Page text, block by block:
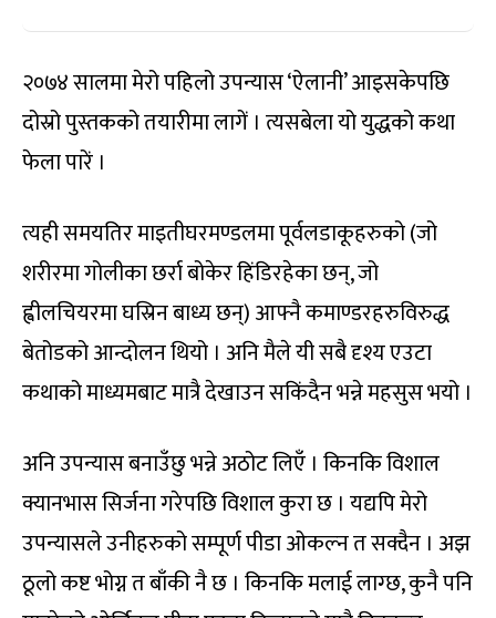
२०७४ सालमा मेरो पहिलो उपन्यास ‘ऐलानी’ आइसकेपछि
दोस्रो पुस्तकको तयारीमा लागें । त्यसबेला यो युद्धको कथा
फेला पारें ।
त्यही समयतिर माइतीघरमण्डलमा पूर्वलडाकूहरुको (जो
शरीरमा गोलीका छर्रा बोकेर हिंडिरहेका छन्, जो
ह्वीलचियरमा घस्रिन बाध्य छन्) आफ्नै कमाण्डरहरुविरुद्ध
बेतोडको आन्दोलन थियो । अनि मैले यी सबै दृश्य एउटा
कथाको माध्यमबाट मात्रै देखाउन सकिंदैन भन्ने महसुस भयो ।
अनि उपन्यास बनाउँछु भन्ने अठोट लिएँ । किनकि विशाल
क्यानभास सिर्जना गरेपछि विशाल कुरा छ । यद्यपि मेरो
उपन्यासले उनीहरुको सम्पूर्ण पीडा ओकल्न त सक्दैन । अझ
ठूलो कष्ट भोग्न त बाँकी नै छ । किनकि मलाई लाग्छ, कुनै पनि